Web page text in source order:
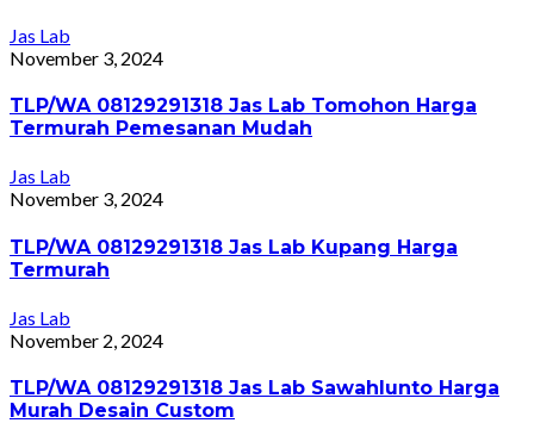
Jas Lab
November 3, 2024
TLP/WA 08129291318 Jas Lab Tomohon Harga
Termurah Pemesanan Mudah
Jas Lab
November 3, 2024
TLP/WA 08129291318 Jas Lab Kupang Harga
Termurah
Jas Lab
November 2, 2024
TLP/WA 08129291318 Jas Lab Sawahlunto Harga
Murah Desain Custom